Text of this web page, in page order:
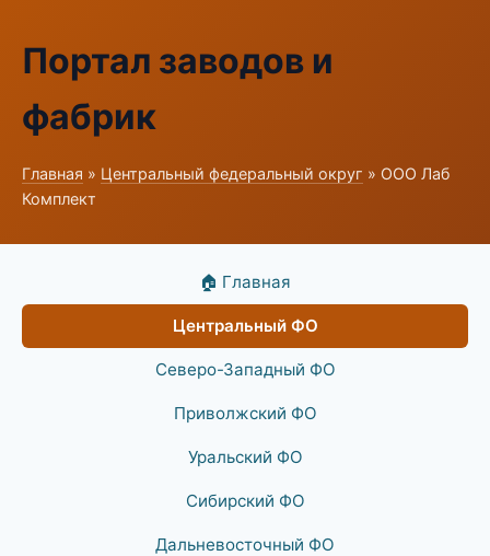
Портал заводов и
фабрик
Главная » Центральный федеральный округ » ООО Лаб
Комплект
🏠 Главная
Центральный ФО
Северо-Западный ФО
Приволжский ФО
Уральский ФО
Сибирский ФО
Дальневосточный ФО